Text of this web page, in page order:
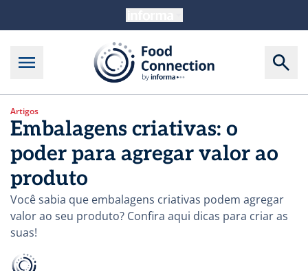
Artigos
Embalagens criativas: o
poder para agregar valor ao
produto
Você sabia que embalagens criativas podem agregar
valor ao seu produto? Confira aqui dicas para criar as
suas!